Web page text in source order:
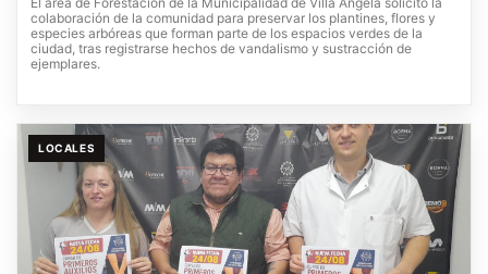
colaboración de la comunidad para preservar los plantines, flores y
especies arbóreas que forman parte de los espacios verdes de la
ciudad, tras registrarse hechos de vandalismo y sustracción de
ejemplares.
LOCALES